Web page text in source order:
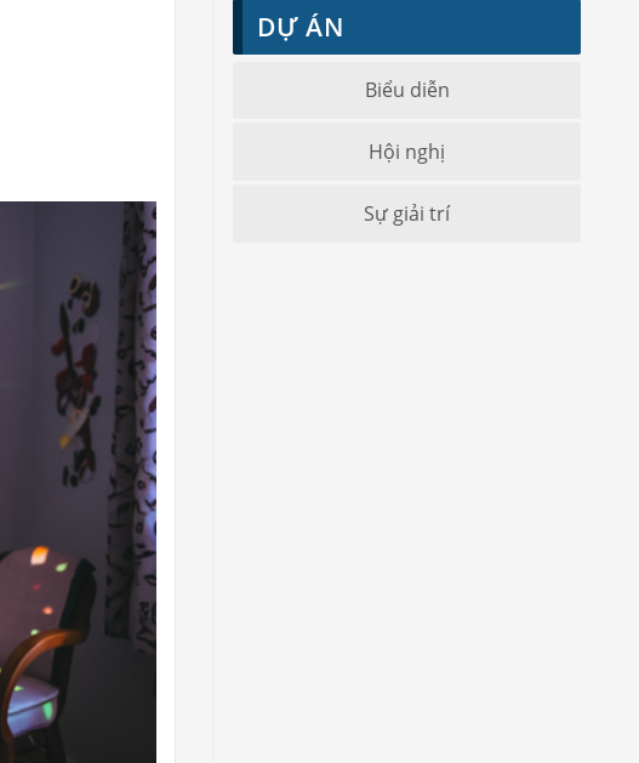
DỰ ÁN
Biểu diễn
Hội nghị
Sự giải trí